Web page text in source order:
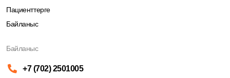
Пациенттерге
Байланыс
Байланыс
+7 (702) 2501005